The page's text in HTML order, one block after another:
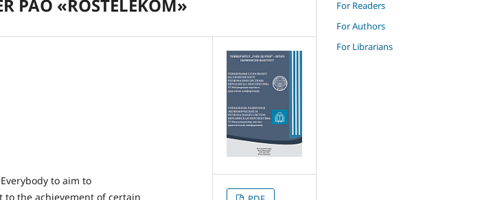
PAO «ROSTELEKOM»
to aim to
the achievement of certain
For Readers
For Authors
For Librarians